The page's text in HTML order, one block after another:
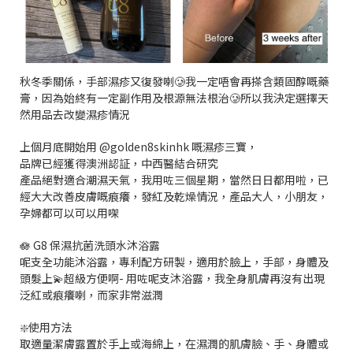
秋冬季關係，手部濕疹又復發喇🥲我一定唔會再搽含類固醇嘅藥
膏，因為始終有一定副作用及根源無法根治🥲所以我決定選擇天
然用品去改變濕疹情況
上個月底開始用 @golden8skinhk 嘅濕疹三寶，
品牌已經獲得澳洲認証，中西醫結合研究
產品絕對適合潮濕天氣，我用咗三個星期，當然日日都用啦，已
經大大改善皮膚嘅痕癢，發紅及乾燥情況，產品大人，小朋友，
孕婦都可以可以用㗎
🪷 G8 保濕抗菌洗頭水沐浴露
呢支全功能沐浴露，專利配方研製，適用於臉上，手部，身體及
頭髮上💫超級方便啊- 用咗呢支沐浴露，我全身肌膚再沒有出現
泛紅或痕癢喇，而家非常滋潤
❇️使用方法
取適量潔膚露置於手上或海綿上，在濕潤的肌膚臉、手、身體或